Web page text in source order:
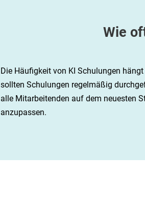
Wie
Die Häufigkeit von KI Schulungen
sollten Schulungen regelmäßig
alle Mitarbeitenden auf dem neuesten
anzupassen.